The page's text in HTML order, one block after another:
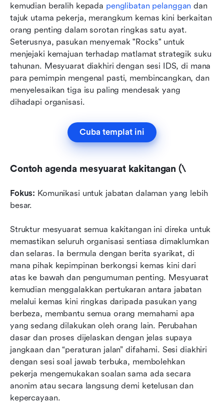
kemudian beralih kepada penglibatan pelanggan dan
tajuk utama pekerja, merangkum kemas kini berkaitan
orang penting dalam sorotan ringkas satu ayat.
Seterusnya, pasukan menyemak "Rocks" untuk
menjejaki kemajuan terhadap matlamat strategik suku
tahunan. Mesyuarat diakhiri dengan sesi IDS, di mana
para pemimpin mengenal pasti, membincangkan, dan
menyelesaikan tiga isu paling mendesak yang
dihadapi organisasi.
Cuba templat ini
Contoh agenda mesyuarat kakitangan (\
Fokus: Komunikasi untuk jabatan dalaman yang lebih
besar.
Struktur mesyuarat semua kakitangan ini direka untuk
memastikan seluruh organisasi sentiasa dimaklumkan
dan selaras. Ia bermula dengan berita syarikat, di
mana pihak kepimpinan berkongsi kemas kini dari
atas ke bawah dan pengumuman penting. Mesyuarat
kemudian menggalakkan pertukaran antara jabatan
melalui kemas kini ringkas daripada pasukan yang
berbeza, membantu semua orang memahami apa
yang sedang dilakukan oleh orang lain. Perubahan
dasar dan proses dijelaskan dengan jelas supaya
jangkaan dan “peraturan jalan” difahami. Sesi diakhiri
dengan sesi soal jawab terbuka, membolehkan
pekerja mengemukakan soalan sama ada secara
anonim atau secara langsung demi ketelusan dan
kepercayaan.